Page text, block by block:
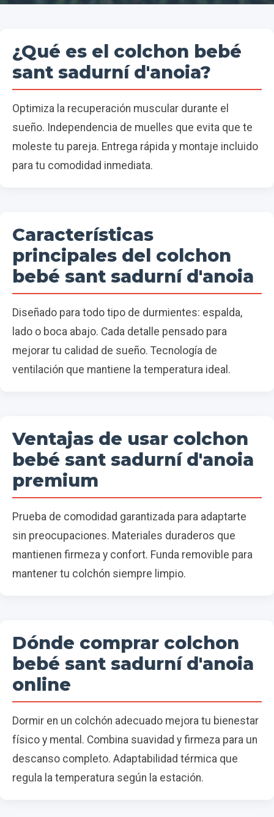
¿Qué es el colchon bebé
sant sadurní d'anoia?
Optimiza la recuperación muscular durante el
sueño. Independencia de muelles que evita que te
moleste tu pareja. Entrega rápida y montaje incluido
para tu comodidad inmediata.
Características
principales del colchon
bebé sant sadurní d'anoia
Diseñado para todo tipo de durmientes: espalda,
lado o boca abajo. Cada detalle pensado para
mejorar tu calidad de sueño. Tecnología de
ventilación que mantiene la temperatura ideal.
Ventajas de usar colchon
bebé sant sadurní d'anoia
premium
Prueba de comodidad garantizada para adaptarte
sin preocupaciones. Materiales duraderos que
mantienen firmeza y confort. Funda removible para
mantener tu colchón siempre limpio.
Dónde comprar colchon
bebé sant sadurní d'anoia
online
Dormir en un colchón adecuado mejora tu bienestar
físico y mental. Combina suavidad y firmeza para un
descanso completo. Adaptabilidad térmica que
regula la temperatura según la estación.